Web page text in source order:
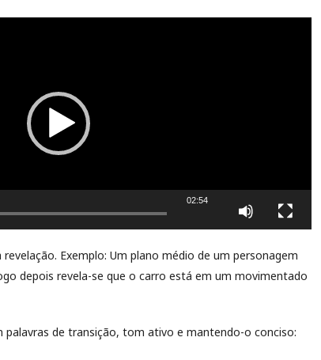
02:54
Exemplo: Um plano médio de um personagem
depois revela-se que o carro está em um movimentado
de transição, tom ativo e mantendo-o conciso: